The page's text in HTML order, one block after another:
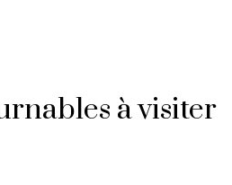
à visiter